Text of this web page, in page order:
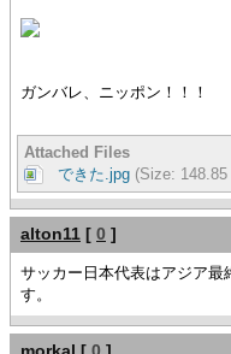
ガンバレ、ニッポン！！！
Attached Files
できた.jpg (Size:
alton11 [ 0 ]
サッカー日本代表はアジア最
す。
morkal [ 0 ]